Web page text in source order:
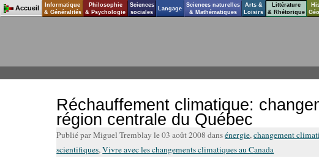
Réchauffement climatique:
région centrale du Québec
Publié par Miguel Tremblay le 03 août 2008 dansénergie,changement
scientifiques,Vivre avec les changements climatiques au Canada
Accueil
Informatique
& Généralités
Philosophie
& Psychologie
Sciences
sociales
Langage
Sciences naturelles
& Mathématiques
Arts &
Loisirs
Littérature
& Rhétorique